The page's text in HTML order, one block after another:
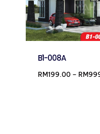
B1-008A
RM199.00 – RM